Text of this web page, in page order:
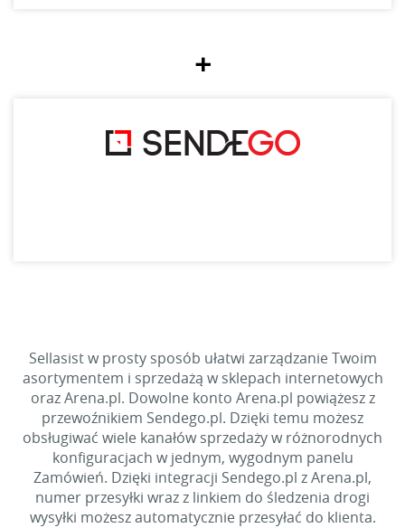
+
Sellasist w prosty sposób ułatwi zarządzanie Twoim
asortymentem i sprzedażą w sklepach internetowych
oraz Arena.pl. Dowolne konto Arena.pl powiążesz z
przewoźnikiem Sendego.pl. Dzięki temu możesz
obsługiwać wiele kanałów sprzedaży w różnorodnych
konfiguracjach w jednym, wygodnym panelu
Zamówień. Dzięki integracji Sendego.pl z Arena.pl,
numer przesyłki wraz z linkiem do śledzenia drogi
wysyłki możesz automatycznie przesyłać do klienta.